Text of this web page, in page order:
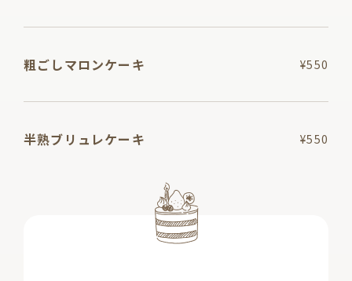
粗ごしマロンケーキ ¥550
半熟ブリュレケーキ ¥550